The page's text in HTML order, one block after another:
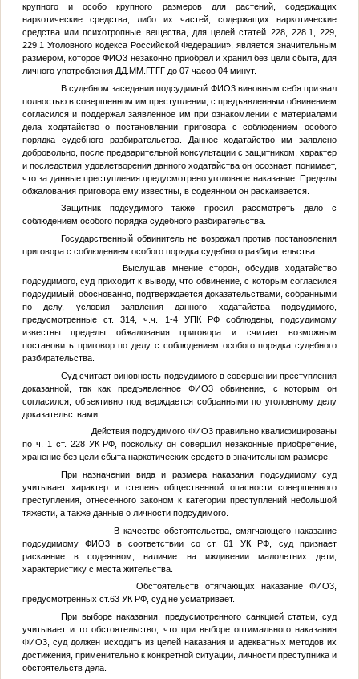
крупного и особо крупного размеров для растений, содержащих
наркотические средства, либо их частей, содержащих наркотические
средства или психотропные вещества, для целей статей 228, 228.1, 229,
229.1 Уголовного кодекса Российской Федерации», является значительным
размером, котороеФИО3 незаконно приобрел и хранил без цели сбыта, для
личного употребления ДД.ММ.ГГГГдо 07 часов 04 минут.
В судебном заседании подсудимый ФИО3виновным себя признал
полностью в совершенном им преступлении, с предъявленным обвинением
согласился и поддержал заявленное им при ознакомлении с материалами
дела ходатайство о постановлении приговора с соблюдением особого
порядка судебного разбирательства. Данное ходатайство им заявлено
добровольно, после предварительной консультации с защитником, характер
и последствия удовлетворения данного ходатайства он осознает, понимает,
что за данные преступления предусмотрено уголовное наказание. Пределы
обжалования приговора ему известны, в содеянном он раскаивается.
Защитник подсудимого также просил рассмотреть дело с
соблюдением особого порядка судебного разбирательства.
Государственный обвинитель не возражал против постановления
приговора с соблюдением особого порядка судебного разбирательства.
Выслушав мнение сторон, обсудив ходатайство
подсудимого, суд приходит к выводу, что обвинение, с которым согласился
подсудимый, обоснованно, подтверждается доказательствами, собранными
по делу, условия заявления данного ходатайства подсудимого,
предусмотренные ст. 314, ч.ч. 1-4 УПК РФ соблюдены, подсудимому
известны пределы обжалования приговора и считает возможным
постановить приговор по делу с соблюдением особого порядка судебного
разбирательства.
Суд считает виновность подсудимого в совершении преступления
доказанной, так как предъявленное ФИО3 обвинение, с которым он
согласился, объективно подтверждается собранными по уголовному делу
доказательствами.
Действия подсудимого ФИО3правильно квалифицированы
по ч. 1 ст. 228 УК РФ, поскольку он совершил незаконные приобретение,
хранение без цели сбыта наркотических средств в значительном размере.
При назначении вида и размера наказания подсудимому суд
учитывает характер и степень общественной опасности совершенного
преступления, отнесенного законом к категории преступлений небольшой
тяжести, а также данные о личности подсудимого.
В качестве обстоятельства, смягчающего наказание
подсудимомуФИО3 в соответствии со ст. 61 УК РФ, суд признает
раскаяние в содеянном, наличие на иждивении малолетних дети,
характеристику с места жительства.
Обстоятельств отягчающих наказаниеФИО3
предусмотренных ст.63 УК РФ, суд не усматривает.
При выборе наказания, предусмотренного санкцией статьи, суд
учитывает и то обстоятельство, что при выборе оптимального наказания
ФИО3, суд должен исходить из целей наказания и адекватных методов их
достижения, применительно к конкретной ситуации, личности преступника и
обстоятельств дела.